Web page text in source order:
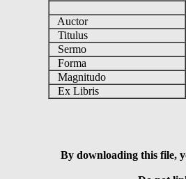
Auctor
Titulus
Sermo
Forma
Magnitudo
Ex Libris
By downloading this file,